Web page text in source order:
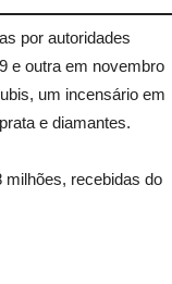
por autoridades
e outra em novembro
um incensário em
e diamantes.
milhões, recebidas do